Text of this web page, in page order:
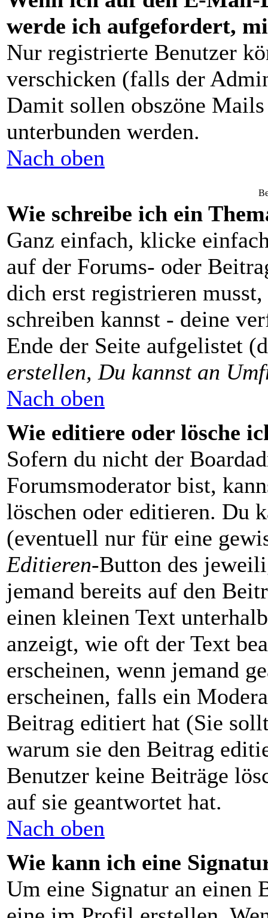
werde ich aufgefordert,
Nur registrierte Benutzer
verschicken (falls der
Damit sollen obszöne
unterbunden werden.
Nach oben
Wie schreibe ich ein
Ganz einfach, klicke
auf der Forums- oder
dich erst registrieren
schreiben kannst - deine
Ende der Seite aufgelistet
erstellen, Du kannst an
Nach oben
Wie editiere oder lösche
Sofern du nicht der
Forumsmoderator bist,
löschen oder editieren. Du
(eventuell nur für eine
Editieren-Button des
jemand bereits auf den
einen kleinen Text
anzeigt, wie oft der Text
erscheinen, wenn jemand
erscheinen, falls ein
Beitrag editiert hat (Sie
warum sie den Beitrag
Benutzer keine Beiträge
auf sie geantwortet hat.
Nach oben
Wie kann ich eine
Um eine Signatur an einen